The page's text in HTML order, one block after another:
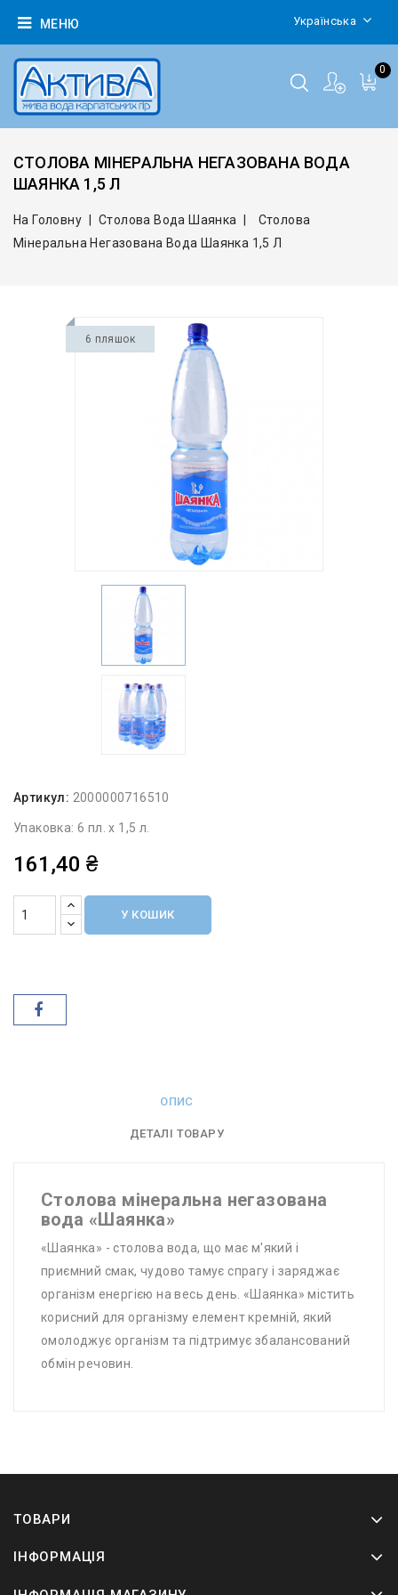
Українська
МЕНЮ
0
СТОЛОВА МІНЕРАЛЬНА НЕГАЗОВАНА ВОДА
ШАЯНКА 1,5 Л
На Головну Столова Вода Шаянка
Столова
Мінеральна Негазована Вода Шаянка 1,5 Л
6 пляшок
Артикул: 2000000716510
Упаковка: 6 пл. х 1,5 л.
161,40 ₴
У КОШИК
ОПИС
ДЕТАЛІ ТОВАРУ
Столова мінеральна негазована
вода «Шаянка»
«Шаянка» - столова вода, що має м'який і
приємний смак, чудово тамує спрагу і заряджає
організм енергією на весь день. «Шаянка» містить
корисний для організму елемент кремній, який
омолоджує організм та підтримує збалансований
обмін речовин.
ТОВАРИ
ІНФОРМАЦІЯ